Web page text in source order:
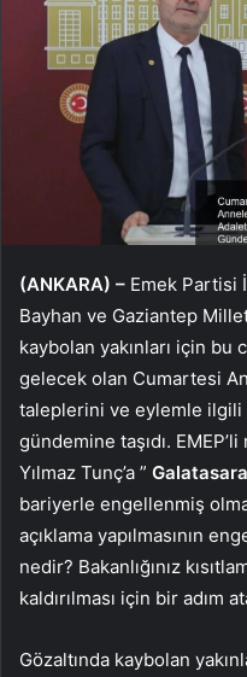
(ANKARA) – Emek Partisi
Bayhan ve Gaziantep
kaybolan yakınları için
gelecek olan Cumartesi
taleplerini ve eylemle ilgili
gündemine taşıdı.
Yılmaz Tunç’a ”
bariyerle engellenmiş
açıklama yapılmasının
nedir? Bakanlığınız
kaldırılması için bir adım
Gözaltında kaybolan